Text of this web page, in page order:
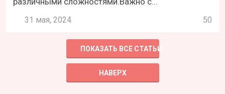
31 мая, 2024 50
ПОКАЗАТЬ ВСЕ СТАТЬИ
НАВЕРХ